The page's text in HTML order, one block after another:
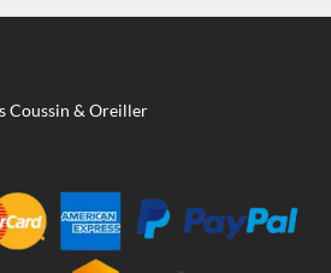
Coussin & Oreiller